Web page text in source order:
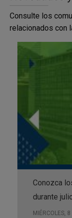
Consultas
emitidos por
crédito y
Pagos en
del BanRep
Consulte los
relacionados con
Conozca
durante
MIÉRCOLES,